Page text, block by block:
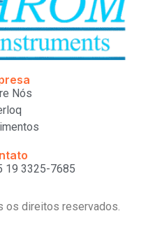
Nós
19 3325-7685
direitos reservados.